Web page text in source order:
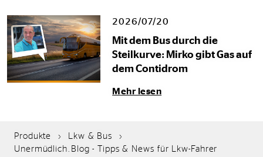
2026/07/20
Mit dem Bus durch die
Steilkurve: Mirko gibt Gas auf
dem Contidrom
Mehr lesen
Produkte
Lkw & Bus
Unermüdlich.Blog - Tipps & News für Lkw-Fahrer